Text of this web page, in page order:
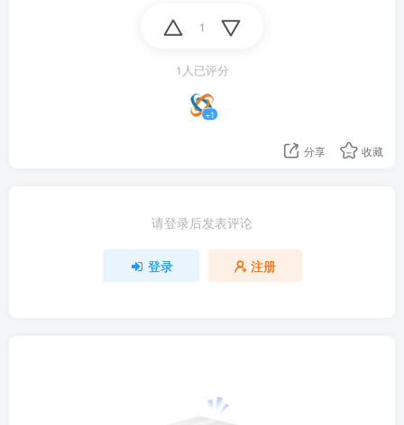
1
1人已评分
+1
分享 收藏
请登录后发表评论
登录 注册